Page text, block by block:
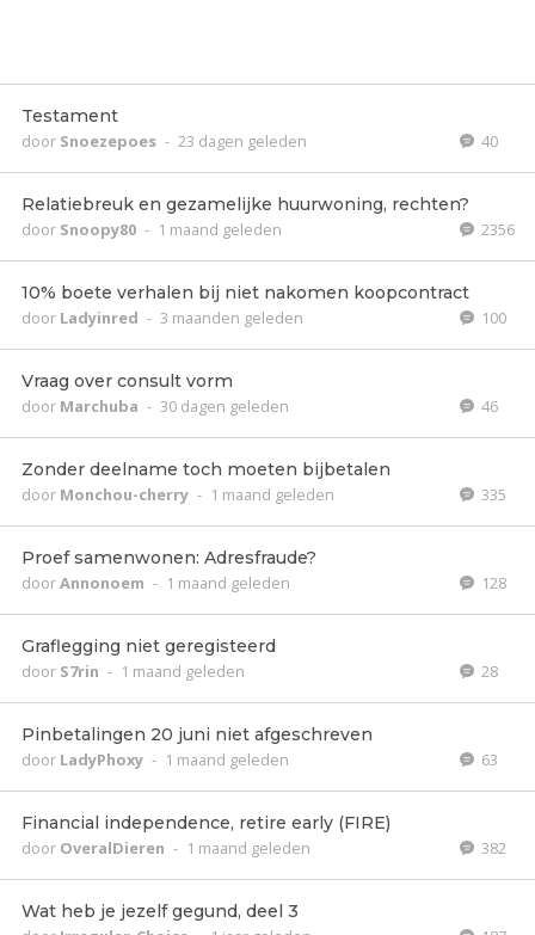
Testament
door Snoezepoes - 23 dagen geleden 40
Relatiebreuk en gezamelijke huurwoning, rechten?
door Snoopy80 - 1 maand geleden 2356
10% boete verhalen bij niet nakomen koopcontract
door Ladyinred - 3 maanden geleden 100
Vraag over consult vorm
door Marchuba - 30 dagen geleden 46
Zonder deelname toch moeten bijbetalen
door Monchou-cherry - 1 maand geleden 335
Proef samenwonen: Adresfraude?
doorAnnonoem - 1 maand geleden 128
Graflegging niet geregisteerd
door S7rin - 1 maand geleden 28
Pinbetalingen 20 juni niet afgeschreven
door LadyPhoxy - 1 maand geleden 63
Financial independence, retire early (FIRE)
door OveralDieren - 1 maand geleden 382
Wat heb je jezelf gegund, deel 3